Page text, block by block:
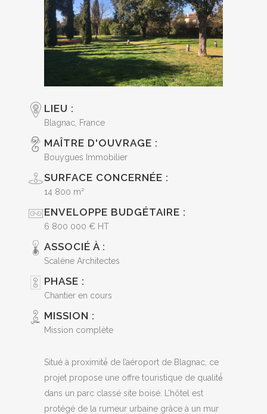
LIEU :
Blagnac, France
MAÎTRE D'OUVRAGE :
Bouygues Immobilier
SURFACE CONCERNÉE :
14 800 m²
ENVELOPPE BUDGÉTAIRE :
6 800 000 € HT
ASSOCIÉ À :
Scalène Architectes
PHASE :
Chantier en cours
MISSION :
Mission complète
Situé à proximité́ de l’aéroport de Blagnac, ce
projet propose une offre touristique de qualité́
dans un parc classé site boisé. L’hôtel est
protégé de la rumeur urbaine grâce à un mur